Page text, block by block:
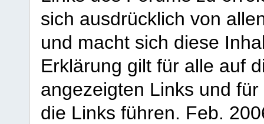
sich ausdrücklich von
und macht sich diese
Erklärung gilt für alle auf
angezeigten Links und
die Links führen. Feb.